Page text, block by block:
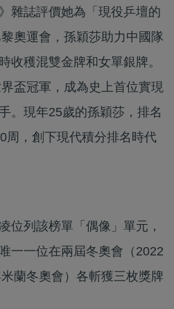
雜誌評價她為「現役乒壇的
奧運會，孫穎莎助力中國隊
收穫混雙金牌和女單銀牌。
盃冠軍，成為史上首位實現
。現年25歲的孫穎莎，排名
周，創下現代積分排名時代
位列該榜單「偶像」單元，
一一位在兩屆冬奧會（2022
蘭冬奧會）各斬獲三枚獎牌